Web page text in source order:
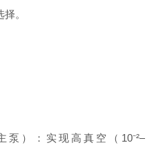
。
）：实现高真空（10⁻²–